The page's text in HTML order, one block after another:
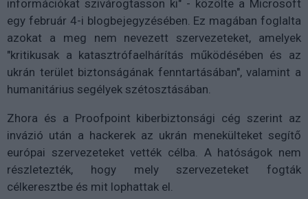
információkat szivárogtasson ki" - közölte a Microsoft
egy február 4-i blogbejegyzésében. Ez magában foglalta
azokat a meg nem nevezett szervezeteket, amelyek
"kritikusak a katasztrófaelhárítás működésében és az
ukrán terület biztonságának fenntartásában", valamint a
humanitárius segélyek szétosztásában.
Zhora és a Proofpoint kiberbiztonsági cég szerint az
invázió után a hackerek az ukrán menekülteket segítő
európai szervezeteket vették célba. A hatóságok nem
részletezték, hogy mely szervezeteket fogták
célkeresztbe és mit lophattak el.